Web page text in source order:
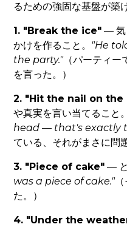
るための強固な基盤が築
1. "Break the ice" — 気
かけを作ること。 "He
the party."（パーティー
を言った。）
2. "Hit the nail on the
や真実を言い当てること。
head — that's exactly
ている、それがまさに問
3. "Piece of cake" — と
was a piece of cake."（
た。）
4. "Under the